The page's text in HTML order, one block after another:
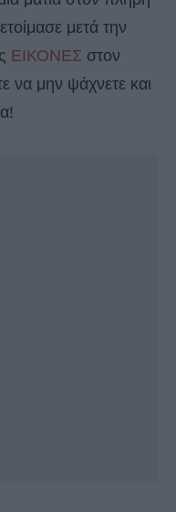
μετά την
ΕΙΚΟΝΕΣ στον
να μην ψάχνετε και